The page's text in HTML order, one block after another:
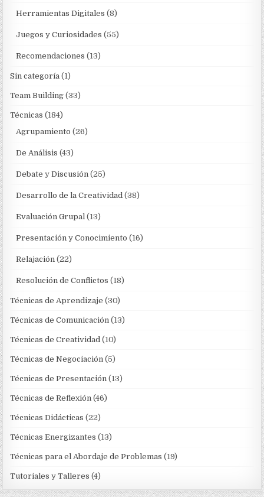
Herramientas Digitales (8)
Juegos y Curiosidades (55)
Recomendaciones (13)
Sin categoría (1)
Team Building (33)
Técnicas (184)
Agrupamiento (26)
De Análisis (43)
Debate y Discusión (25)
Desarrollo de la Creatividad (38)
Evaluación Grupal (13)
Presentación y Conocimiento (16)
Relajación (22)
Resolución de Conflictos (18)
Técnicas de Aprendizaje (30)
Técnicas de Comunicación (13)
Técnicas de Creatividad (10)
Técnicas de Negociación (5)
Técnicas de Presentación (13)
Técnicas de Reflexión (46)
Técnicas Didácticas (22)
Técnicas Energizantes (13)
Técnicas para el Abordaje de Problemas (19)
Tutoriales y Talleres (4)